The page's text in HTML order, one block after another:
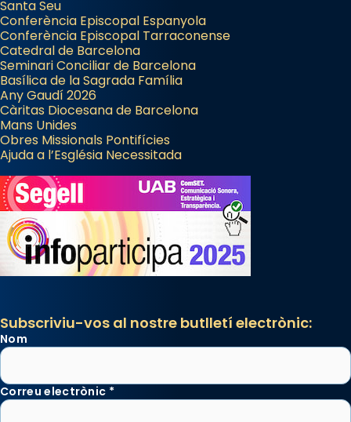
Santa Seu
Conferència Episcopal Espanyola
Conferència Episcopal Tarraconense
Catedral de Barcelona
Seminari Conciliar de Barcelona
Basílica de la Sagrada Família
Any Gaudí 2026
Càritas Diocesana de Barcelona
Mans Unides
Obres Missionals Pontifícies
Ajuda a l’Església Necessitada
Subscriviu-vos al nostre butlletí electrònic:
Nom
Correu electrònic *